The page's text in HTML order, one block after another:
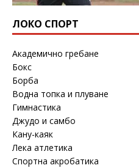
ЛОКО СПОРТ
Академично гребане
Бокс
Борба
Водна топка и плуване
Гимнастика
Джудо и самбо
Кану-каяк
Лека атлетика
Спортна акробатика